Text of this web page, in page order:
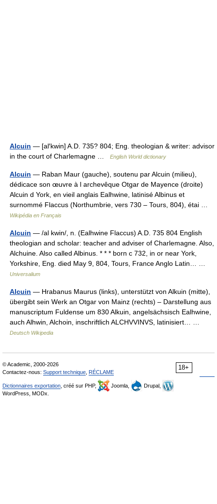
Alcuin — [al′kwin] A.D. 735? 804; Eng. theologian & writer: advisor
in the court of Charlemagne …
English World dictionary
Alcuin — Raban Maur (gauche), soutenu par Alcuin (milieu),
dédicace son œuvre à l archevêque Otgar de Mayence (droite)
Alcuin d York, en vieil anglais Ealhwine, latinisé Albinus et
surnommé Flaccus (Northumbrie, vers 730 – Tours, 804), étai …
Wikipédia en Français
Alcuin — /al kwin/, n. (Ealhwine Flaccus) A.D. 735 804 English
theologian and scholar: teacher and adviser of Charlemagne. Also,
Alchuine. Also called Albinus. * * * born с 732, in or near York,
Yorkshire, Eng. died May 9, 804, Tours, France Anglo Latin… …
Universalium
Alcuin — Hrabanus Maurus (links), unterstützt von Alkuin (mitte),
übergibt sein Werk an Otgar von Mainz (rechts) – Darstellung aus
manuscriptum Fuldense um 830 Alkuin, angelsächsisch Ealhwine,
auch Alhwin, Alchoin, inschriftlich ALCHVVINVS, latinisiert… …
Deutsch Wikipedia
18+
© Academic, 2000-2026
Contactez-nous: Support technique RÉCLAME
Dictionnaires exportation , créé sur PHP, Joomla,
Drupal,
WordPress, MODx.